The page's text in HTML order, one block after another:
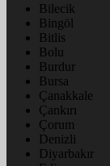
Bilecik
Bingöl
Bitlis
Bolu
Burdur
Bursa
Çanakkale
Çankırı
Çorum
Denizli
Diyarbakır